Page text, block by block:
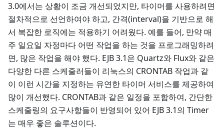
3.0에서는 상황이 조금 개선되었지만, 타이머를 사용하려면
절차적으로 선언하여야 하고, 간격(interval)을 기반으로 해
서 복잡한 로직에는 적용하기 어려웠다. 예를 들어, 만약 매
주 일요일 자정마다 어떤 작업을 하는 것을 프로그래밍하려
면, 많은 작업을 해야 했다. EJB 3.1은 Quartz와 Flux와 같은
다양한 다른 스케줄러들이 리눅스의 CRONTAB 작업과 같
이 이런 시간을 지정하는 유연한 타이머 서비스를 제공하여
많이 개선했다. CRONTAB과 같은 일정을 포함하여, 간단한
스케줄링의 요구사항들이 반영되어 있어 EJB 3.1의 Timer
는 매우 좋은 솔루션이다.